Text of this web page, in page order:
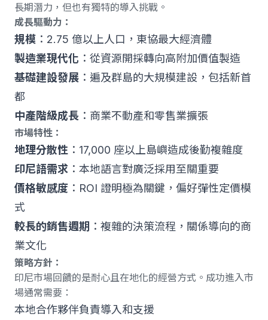
長期潛力，但也有獨特的導入挑戰。
成長驅動力：
規模 ：2.75 億以上人口，東協最大經濟體
製造業現代化 ：從資源開採轉向高附加價值製造
基礎建設發展 ：遍及群島的大規模建設，包括新首
都
中產階級成長 ：商業不動產和零售業擴張
市場特性：
地理分散性 ：17,000 座以上島嶼造成後勤複雜度
印尼語需求 ：本地語言對廣泛採用至關重要
價格敏感度 ：ROI 證明極為關鍵，偏好彈性定價模
式
較長的銷售週期 ：複雜的決策流程，關係導向的商
業文化
策略方針：
印尼市場回饋的是耐心且在地化的經營方式。成功進入市
場通常需要：
本地合作夥伴負責導入和支援